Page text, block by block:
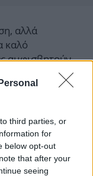
third parties, or
for
below opt-out
that after your
seeing
αλλά
καλό
αμφισβητούν
Η διαφήμιση
του «μισθού
που έχουν